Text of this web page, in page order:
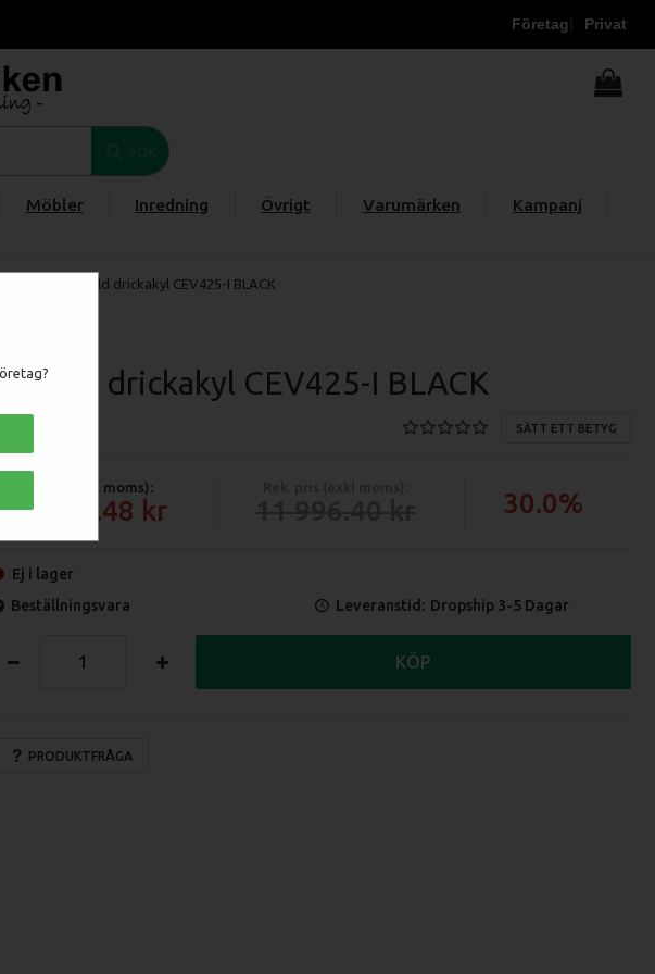
Företag Privat
Möbler Inredning Övrigt Varumärken
Kampanj
Tefcold drickakyl CEV425-I BLACK
drickakyl CEV425-I BLACK
SÄTT ETT BETYG
Pris (exkl moms):
8 397.48 30.0%
Ej i lager
Beställningsvara
Leveranstid: Dropship 3-5 Dagar
PRODUKTFRÅGA
KÖP